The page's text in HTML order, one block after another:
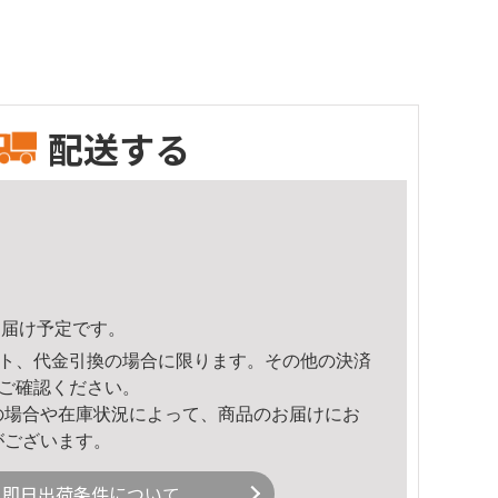
配送する
け予定です。
、代金引換の場合に限ります。その他の決済
確認ください。
合や在庫状況によって、商品のお届けにお
ざいます。